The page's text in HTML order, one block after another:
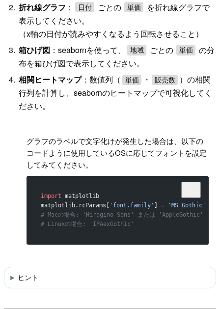
折れ線グラフ ： 日付 ごとの 単価
を折れ線グラフで
表示してください。
（x軸の日付が読みやすくなるよう回転させること）
箱ひげ図 ：seabornを使って、 地域 ごとの 単価
の分
布を箱ひげ図で表示してください。
相関ヒートマップ：数値列（ 単価 ・ 販売数
）の相関
行列を計算し、seabornのヒートマップで可視化してく
ださい。
グラフのラベルで文字化けが発生した場合は、以下の
コードように使用しているOSに応じてフォントを設定
してみてください。
import matplotlib
matplotlib.rcParams[ 'font.family' ] = 'MS Gothic'
# Macの場合: 'Hiragino Sans' または 'AppleGothic'
# Linuxの場合: 'IPAexGothic'
ヒント